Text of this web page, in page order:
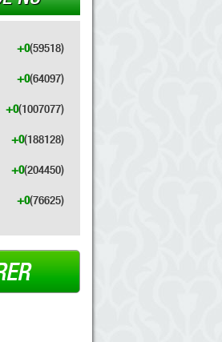
(59518)
+0
(64097)
+0
(1007077)
+0
(188128)
+0
(204450)
+0
(76625)
+0